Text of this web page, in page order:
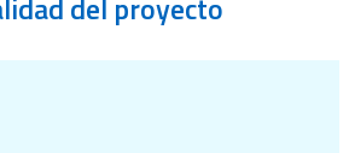
del proyecto